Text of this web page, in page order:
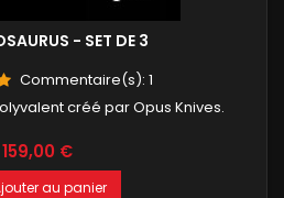
- SET DE 3
Commentaire(s): 1
créé par Opus Knives.
Prix
159,00 €
au panier